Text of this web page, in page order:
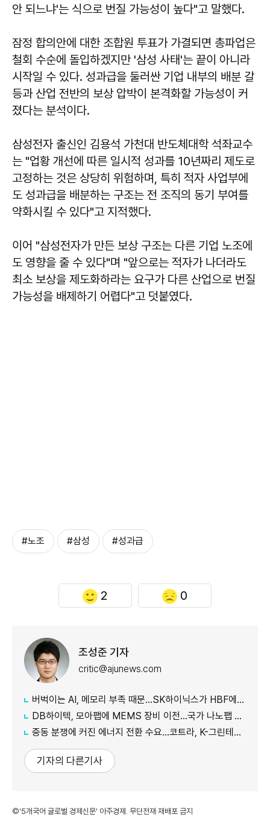
안 되느냐'는 식으로 번질 가능성이 높다"고 말했다.
잠정 합의안에 대한 조합원 투표가 가결되면 총파업은
철회 수순에 돌입하겠지만 '삼성 사태'는 끝이 아니라
시작일 수 있다. 성과급을 둘러싼 기업 내부의 배분 갈
등과 산업 전반의 보상 압박이 본격화할 가능성이 커
졌다는 분석이다.
삼성전자 출신인 김용석 가천대 반도체대학 석좌교수
는 "업황 개선에 따른 일시적 성과를 10년짜리 제도로
고정하는 것은 상당히 위험하며, 특히 적자 사업부에
도 성과급을 배분하는 구조는 전 조직의 동기 부여를
약화시킬 수 있다"고 지적했다.
이어 "삼성전자가 만든 보상 구조는 다른 기업 노조에
도 영향을 줄 수 있다"며 "앞으로는 적자가 나더라도
최소 보상을 제도화하라는 요구가 다른 산업으로 번질
가능성을 배제하기 어렵다"고 덧붙였다.
#노조 #삼성 #성과급
2 0
조성준 기자
critic@ajunews.com
버벅이는 AI, 메모리 부족 때문…SK하이닉스가 HBF에 집중하는 이유
DB하이텍, 모아팹에 MEMS 장비 이전…국가 나노팹 공정 지원
중동 분쟁에 커진 에너지 전환 수요…코트라, K-그린테크 수출길 넓힌다
기자의 다른기사
©'5개국어 글로벌 경제신문' 아주경제. 무단전재·재배포 금지